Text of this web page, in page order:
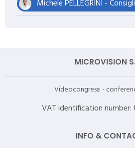
MICROVISION
Videocongressi -
VAT identification
INFO &